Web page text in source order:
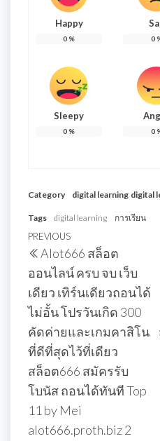
Happy
0 % 0
Sleepy
0 % 0
Category digital learning digital
Tags digital learning การเรียน
แนะแนว
เรื่อง
Previous
Post
PREVIOUS
Alot666 สล็อต
ออนไลน์ ครบ จบ เว็บ
เดียว เทิร์นเดียวถอนได้
ไม่อั้น โปรวันเกิด 300
คัดค่ายและเกมคาสิโน
ที่ดีที่สุดไว้ที่เดียว
สล็อต666 สมัครรับ
โบนัส ถอนได้ทันที Top
11 by Mei
alot666.proth.biz 2